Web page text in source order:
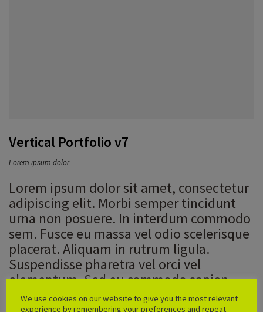
Vertical Portfolio v7
Lorem ipsum dolor.
Lorem ipsum dolor sit amet, consectetur
adipiscing elit. Morbi semper tincidunt
urna non posuere. In interdum commodo
sem. Fusce eu massa vel odio scelerisque
placerat. Aliquam in rutrum ligula.
Suspendisse pharetra vel orci vel
elementum. Sed eu commodo sapien.
Pellentesque interdum magna quis mollis
We use cookies on our website to give you the most relevant
experience by remembering your preferences and repeat